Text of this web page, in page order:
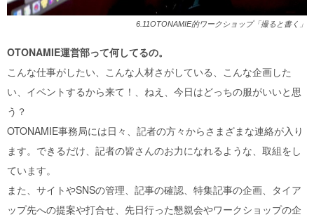
6.11OTONAMIE的ワークショップ「撮ると書く」
OTONAMIE運営部って何してるの。
こんな仕事がしたい、こんな人材さがしている、こんな企画した
い、イベントするから来て！、ねえ、今日はどっちの服がいいと思
う？
OTONAMIE事務局には日々、記者の方々からさまざまな連絡が入り
ます。できるだけ、記者の皆さんのお力になれるような、取組をし
ています。
また、サイトやSNSの管理、記事の確認、特集記事の企画、タイア
ップ先への提案や打合せ、先日行った懇親会やワークショップの企